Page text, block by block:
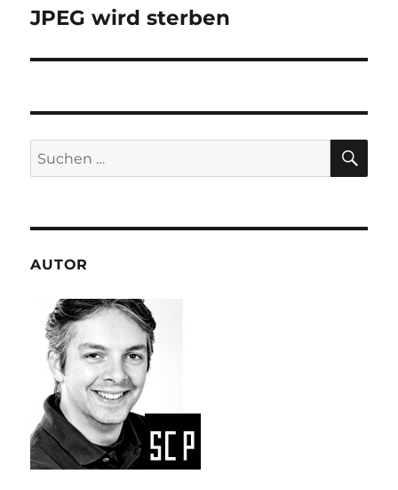
Nächster
JPEG wird sterben
Suchen
nach:
AUTOR